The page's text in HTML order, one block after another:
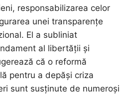
responsabilizarea celor
unei transparențe
El a subliniat
al libertății și
că o reformă
pentru a depăși criza
sunt susținute de numeroși